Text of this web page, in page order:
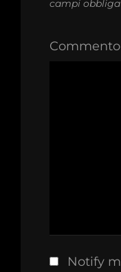
campi
Commento
Notify